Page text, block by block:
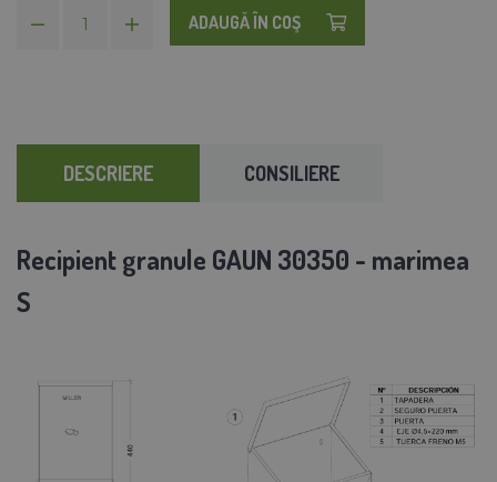
ADAUGĂ ÎN COŞ
DESCRIERE CONSILIERE
Recipient granule GAUN 30350 - marimea
S